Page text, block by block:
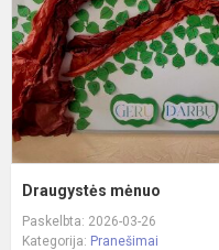
Draugystės mėnuo
Paskelbta: 2026-03-26
Kategorija: Pranešimai